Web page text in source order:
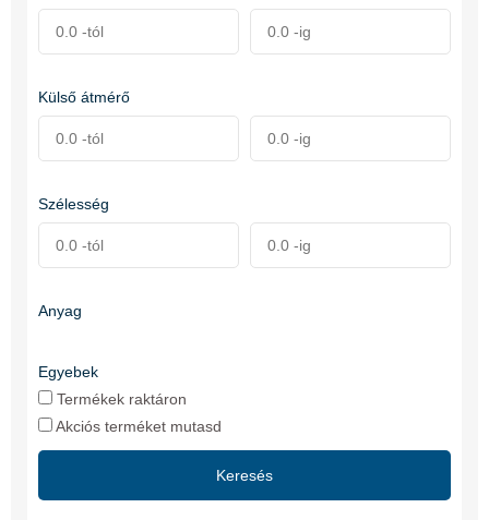
Külső átmérő
Szélesség
Anyag
Egyebek
Termékek raktáron
Akciós terméket mutasd
Keresés